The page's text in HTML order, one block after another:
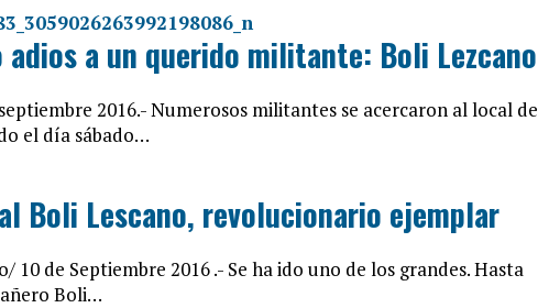
a un querido militante: Boli Lezcano
2016.- Numerosos militantes se acercaron al local de
el día sábado…
Boli Lescano, revolucionario ejemplar
10 de Septiembre 2016 .- Se ha ido uno de los grandes. Hasta
Boli…